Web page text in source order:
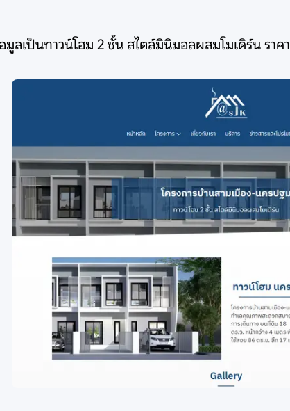
ลเป็นทาวน์โฮม 2 ชั้น สไตล์มินิมอลผสมโมเดิร์น ราค